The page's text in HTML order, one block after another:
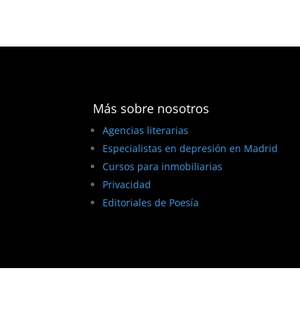
Más sobre nosotros
Agencias literarias
Especialistas en depresión en Madrid
Cursos para inmobiliarias
Privacidad
Editoriales de Poesía